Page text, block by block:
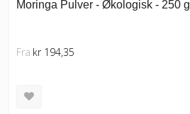
Moringa Pulver - Økologisk - 250 g
Fra kr 194,35